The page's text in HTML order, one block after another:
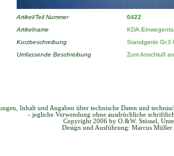
Artikel/Teil Nummer
0422
Artikelname
Kurzbeschreibung
Standgerät Gr.3
Umfassende Beschreibung
Zum Anschluß
Inhalt und Angaben über technische Daten und
- jegliche Verwendung ohne ausdrüchliche
Copyright 2006 by O.&W. Stössel,
Design und Ausführung: Marcus